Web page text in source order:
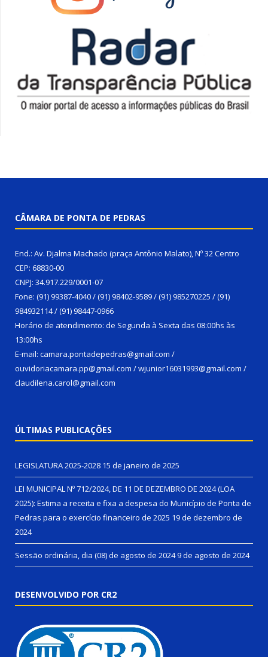
CÂMARA DE PONTA DE PEDRAS
End.: Av. Djalma Machado (praça Antônio Malato), Nº 32 Centro
CEP: 68830-00
CNPJ: 34.917.229/0001-07
Fone: (91) 99387-4040 / (91) 98402-9589 / (91) 985270225 / (91)
984932114 / (91) 98447-0966
Horário de atendimento: de Segunda à Sexta das 08:00hs às
13:00hs
E-mail: camara.pontadepedras@gmail.com /
ouvidoriacamara.pp@gmail.com / wjunior16031993@gmail.com /
claudilena.carol@gmail.com
ÚLTIMAS PUBLICAÇÕES
LEGISLATURA 2025-2028 15 de janeiro de 2025
LEI MUNICIPAL Nº 712/2024, DE 11 DE DEZEMBRO DE 2024 (LOA
2025): Estima a receita e fixa a despesa do Município de Ponta de
Pedras para o exercício financeiro de 2025 19 de dezembro de
2024
Sessão ordinária, dia (08) de agosto de 20249 de agosto de 2024
DESENVOLVIDO POR CR2